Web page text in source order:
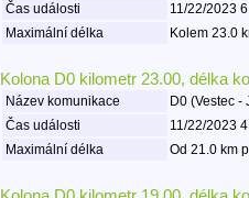
Čas události
11/22/2023
Maximální délka
Kolem 23.0
Kolona D0 kilometr 23.00, délka
Název komunikace
D0 (Vestec -
Čas události
11/22/2023
Maximální délka
Od 21.0 km